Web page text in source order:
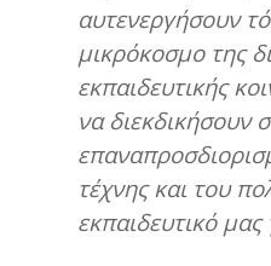
αυτενεργήσουν
μικρόκοσμο της
εκπαιδευτικής
να διεκδικήσουν
τέχνης και του
εκπαιδευτικό μας